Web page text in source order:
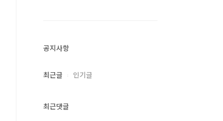
공지사항
최근글 인기글
최근댓글